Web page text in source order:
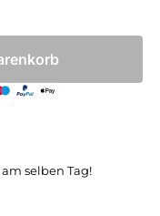
selben Tag!